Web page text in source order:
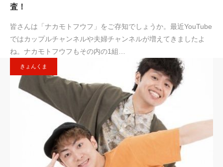
査！
皆さんは「ナカモトフウフ」をご存知でしょうか。最近YouTube
ではカップルチャンネルや夫婦チャンネルが増えてきましたよ
ね。ナカモトフウフもその内の1組…
きょんくま